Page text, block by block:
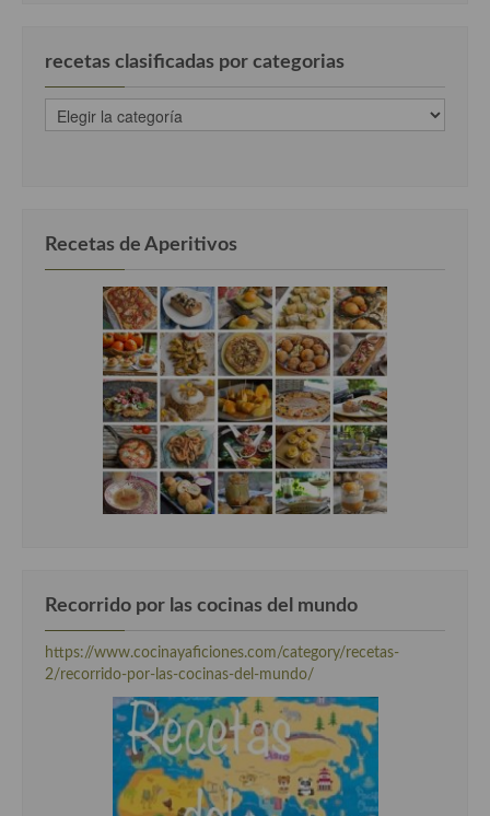
recetas clasificadas por categorias
recetas
clasificadas
Recetas de Aperitivos
Recorrido por las cocinas del mundo
https://www.cocinayaficiones.com/category/recetas-
2/recorrido-por-las-cocinas-del-mundo/